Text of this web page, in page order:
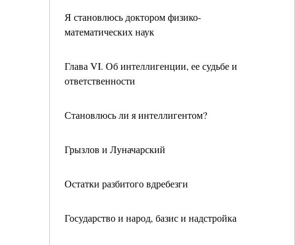
Я становлюсь доктором физико-
математических наук
Глава VI. Об интеллигенции, ее судьбе и
ответственности
Становлюсь ли я интеллигентом?
Грызлов и Луначарский
Остатки разбитого вдребезги
Государство и народ, базис и надстройка